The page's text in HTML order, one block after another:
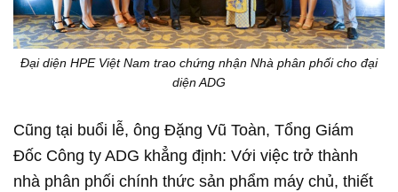
Đại diện HPE Việt Nam trao chứng nhận Nhà phân phối cho đại
diện ADG
Cũng tại buổi lễ, ông Đặng Vũ Toàn, Tổng Giám
Đốc Công ty ADG khẳng định: Với việc trở thành
nhà phân phối chính thức sản phẩm máy chủ, thiết